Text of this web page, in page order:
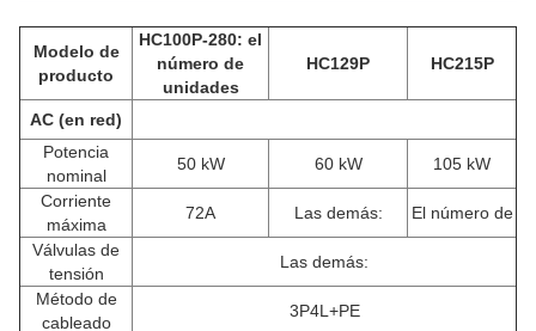
Modelo de
producto
HC100P-280: el
número de
unidades
HC129P HC215P
AC (en red)
Potencia
nominal
50 kW 60 kW
105 kW
Corriente
máxima
72A Las demás:
El número de
Válvulas de
tensión
Las demás:
Método de
cableado
3P4L+PE